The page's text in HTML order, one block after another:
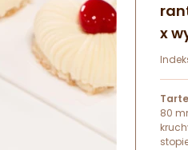
x
80